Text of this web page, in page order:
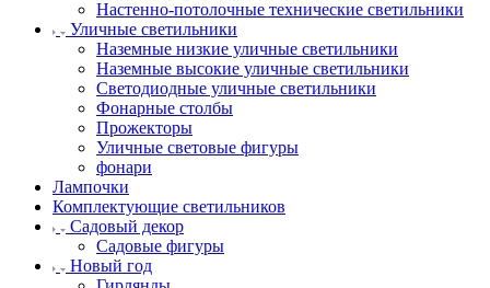
Настенно-потолочные технические светильники
Уличные светильники
Наземные низкие уличные светильники
Наземные высокие уличные светильники
Светодиодные уличные светильники
Фонарные столбы
Прожекторы
Уличные световые фигуры
фонари
Лампочки
Комплектующие светильников
Садовый декор
Садовые фигуры
Новый год